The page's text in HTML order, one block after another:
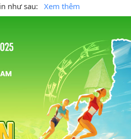
như sau:
Xem thêm